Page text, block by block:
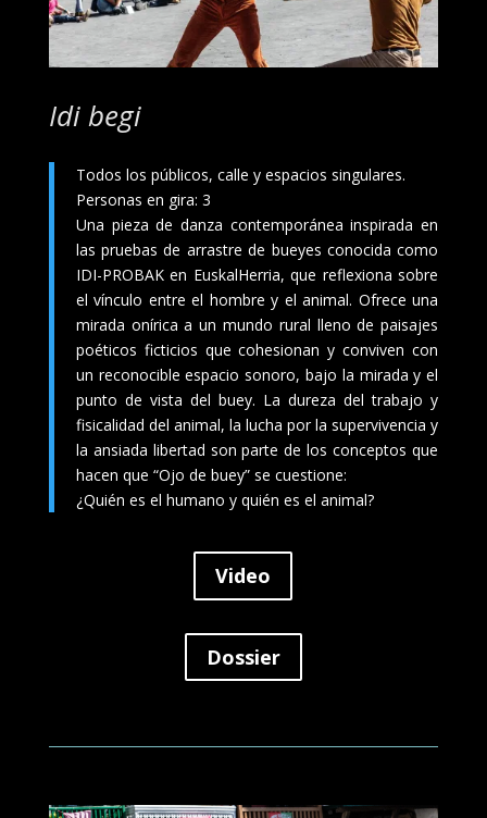
Idi begi
Todos los públicos, calle y espacios singulares.
Personas en gira: 3
Una pieza de danza contemporánea inspirada en
las pruebas de arrastre de bueyes conocida como
IDI-PROBAK en EuskalHerria, que reflexiona sobre
el vínculo entre el hombre y el animal. Ofrece una
mirada onírica a un mundo rural lleno de paisajes
poéticos ficticios que cohesionan y conviven con
un reconocible espacio sonoro, bajo la mirada y el
punto de vista del buey. La dureza del trabajo y
fisicalidad del animal, la lucha por la supervivencia y
la ansiada libertad son parte de los conceptos que
hacen que “Ojo de buey” se cuestione:
¿Quién es el humano y quién es el animal?
Video
Dossier